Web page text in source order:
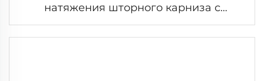
натяжения шторного карниза с
регулируемой пружиной из латуни